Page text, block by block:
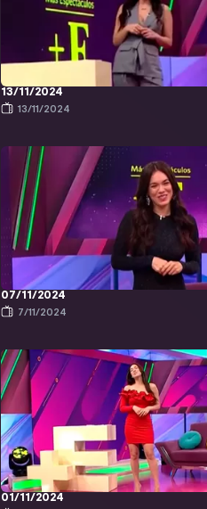
13/11/2024
13/11/2024
07/11/2024
7/11/2024
01/11/2024